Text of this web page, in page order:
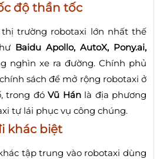
độ thần tốc
trường robotaxi lớn nhất thế
Baidu Apollo, AutoX, Pony.ai,
nghìn xe ra đường. Chính phủ
sách để mở rộng robotaxi ở
trong đóVũ Hánlà địa phương
tự lái phục vụ công chúng.
khác biệt
tập trung vào robotaxi dùng